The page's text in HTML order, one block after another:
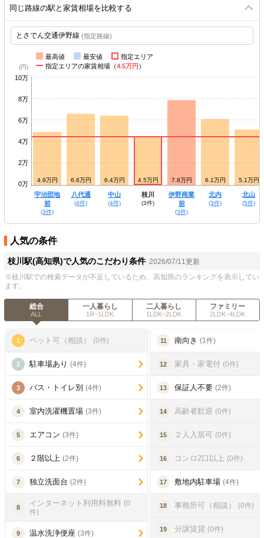
同じ路線の駅と家賃相場を比較する
(指定路線)
最高値 最安値
指定エリア
指定エリアの家賃相場（4.5万円 ）
10万
8万
6万
4万
2万
0万
4.5万円 4.9万円 6.6万円 6.4万円 4.5万円 7.8万円 6.1万円 5.1万円
宇治団地
前
(3件)
八代通
(4件)
中山
(4件)
枝川
(3件)
伊野商業
前
(3件)
北内
(3件)
北山
(5件)
人気の条件
枝川駅(高知県)で人気のこだわり条件 2026/07/11更新
※枝川駅での検索データが不足しているため、高知県のランキングを表示してい
ます。
総合
ALL
一人暮らし
1R~1LDK
二人暮らし
1LDK~2LDK
ファミリー
2LDK~4LDK
1 ペット可（相談） (0件)
2 駐車場あり (4件)
3 バス・トイレ別 (4件)
4 室内洗濯機置場 (3件)
5 エアコン (3件)
6 ２階以上 (2件)
7 独立洗面台 (2件)
8 インターネット利用料無料 (0
件)
9 温水洗浄便座 (3件)
11 南向き (1件)
12 家具・家電付 (0件)
13 保証人不要 (2件)
14 高齢者歓迎 (0件)
15 ２人入居可 (0件)
16 コンロ2口以上 (0件)
17 敷地内駐車場 (4件)
18 事務所可（相談） (0件)
19 分譲賃貸 (0件)